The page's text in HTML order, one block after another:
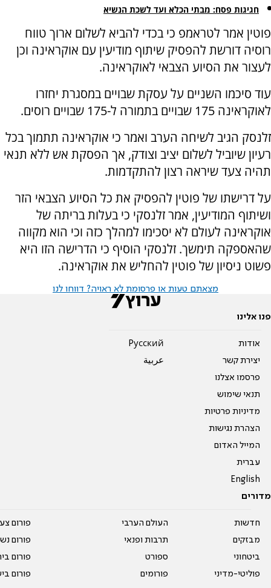
חגיגות פסח: מבתי הכלא ועד לשכת הנשיא
פוטין אמר לטראמפ כי בכדי להביא לשלום ארוך טווח
רוסיה דורשת להפסיק שיתוף מודיעין עם אוקראינה וכן
לעצור את הסיוע הצבאי לאוקראינה.
עוד סיכמו השניים על עסקת שבויים במסגרת יחזרו
לאוקראינה 175 שבויים בתמורה ל-175 שבויים רוסים.
זלנסק הגיב לשיחה הערב ואמר כי אוקראינה תתמוך בכל
רעיון שיוביל לשלום יציב וצודק, אך הפסקת אש ללא תנאי
תהיה צעד שיראה רצון להתקדמות.
על דרישתו של פוטין להפסיק את כל הסיוע הצבאי הזר
ושיתוף המודיעין, אמר זלנסקי כי בעלות בריתה של
אוקראינה לעולם לא יסכימו למהלך כזה וכי הוא מקווה
שהאספקה תימשך. זלנסקי הוסיף כי הדרישה הזו היא
פשוט ניסיון של פוטין להחליש את אוקראינה.
מצאתם טעות או פרסומת לא ראויה? דווחו לנו
פנו אלינו
אודות
יצירת קשר
פרסמו אצלנו
תנאי שימוש
מדיניות פרטיות
הצהרת נגישות
המייל האדום
עברית
English
Pусский
عربية
מדורים
חדשות
מבזקים
ביטחוני
פוליטי-מדיני
העולם הערבי
תרבות ופנאי
ספורט
פורומים
פורום
פורום
פורום
פורום